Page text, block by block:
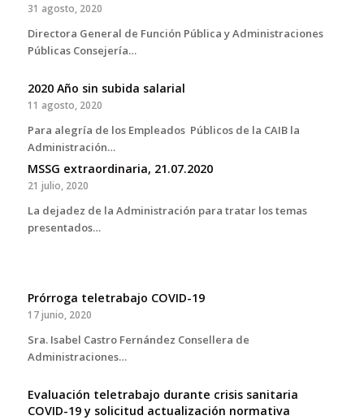
31 agosto, 2020
Directora General de Función Pública y Administraciones
Públicas Consejería…
2020 Año sin subida salarial
11 agosto, 2020
Para alegría de los Empleados Públicos de la CAIB la
Administración…
MSSG extraordinaria, 21.07.2020
21 julio, 2020
La dejadez de la Administración para tratar los temas
presentados…
Prórroga teletrabajo COVID-19
17 junio, 2020
Sra. Isabel Castro Fernández Consellera de
Administraciones…
Evaluación teletrabajo durante crisis sanitaria
COVID-19 y solicitud actualización normativa